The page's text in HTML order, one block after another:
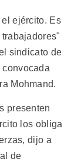
ejército. Es
sindicato de
Mohmand.
presenten
los obliga
dijo a
de